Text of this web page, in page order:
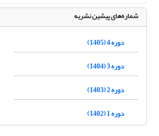
شماره‌های پیشین نشریه
دوره 4 (1405)
دوره 3 (1404)
دوره 2 (1403)
دوره 1 (1402)